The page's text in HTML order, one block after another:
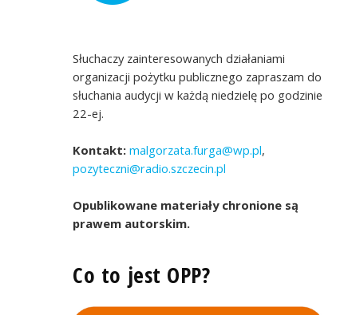
Słuchaczy zainteresowanych działaniami
organizacji pożytku publicznego zapraszam do
słuchania audycji w każdą niedzielę po godzinie
22-ej.
Kontakt: malgorzata.furga@wp.pl,
pozyteczni@radio.szczecin.pl
Opublikowane materiały chronione są
prawem autorskim.
Co to jest OPP?